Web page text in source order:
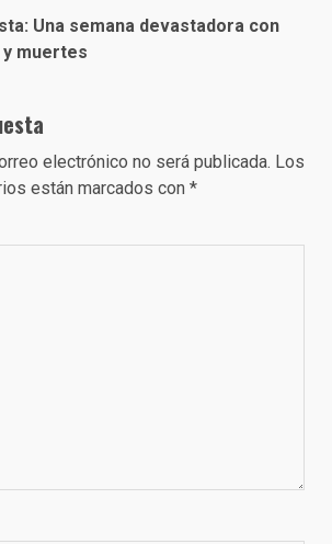
Una semana devastadora con
muertes
electrónico no será publicada. Los
están marcados con *